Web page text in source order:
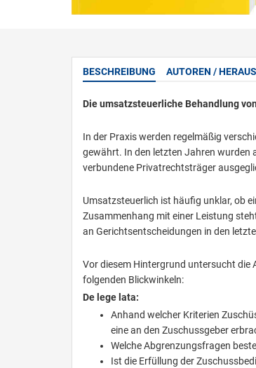
BESCHREIBUNG AUTOREN /
Die umsatzsteuerliche Behandlung
In der Praxis werden regelmäßig
gewährt. In den letzten Jahren wurden
verbundene Privatrechtsträger
Umsatzsteuerlich ist häufig unklar, ob
Zusammenhang mit einer Leistung
an Gerichtsentscheidungen in den
Vor diesem Hintergrund untersucht
folgenden Blickwinkeln:
De lege lata:
Anhand welcher Kriterien
eine an den Zuschussgeber
Welche Abgrenzungsfragen
Ist die Erfüllung der